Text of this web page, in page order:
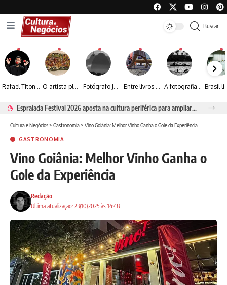
Buscar
Rafael Titonelly leva magia e acolhimento a crianças em tratamento oncológico em Juiz de Fora O artista plástico Jorge Luiz transforma sustentabilidade e criatividade em arte contemporânea Fotógrafo José Roberto apresenta um olhar sensível sobre arquitetura, formas e luz na fotografia Entre livros e fotografia autoral, Sebastião Reis consolida uma trajetória marcada pelo olhar artístico A fotografia contemporânea de Cynthia Feyh Jappur entre luz, movimento e arte
Espraiada Festival 2026 aposta na cultura periférica para ampliar oportunidades na zona sul
Cultura e Negócios> Gastronomia> Vino Goiânia: Melhor Vinho Ganha o Gole da Experiência
GASTRONOMIA
Vino Goiânia: Melhor Vinho Ganha o
Gole da Experiência
Ultima atualização: 23/10/2025 às 14:48
Redação